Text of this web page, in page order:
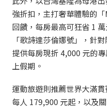
強折扣，主打奢華體驗的
回饋，每房最高可狂省 1
「歌詩達莎倫娜號」，針
提供每房現折 4,000 元的
上假期。
運動旅遊則推薦世界大滿貫
每人 179,900 元起，以及